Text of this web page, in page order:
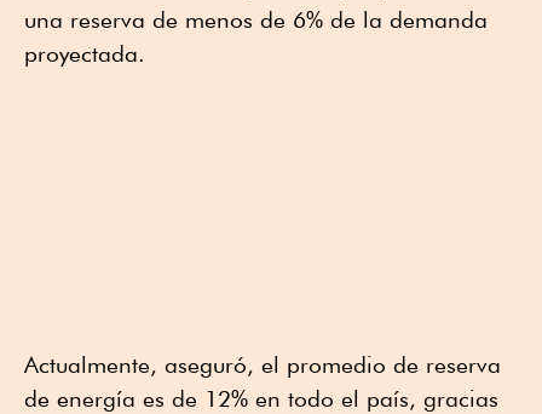
una reserva de menos de 6% de la demanda
proyectada.
Actualmente, aseguró, el promedio de reserva
de energía es de 12% en todo el país, gracias